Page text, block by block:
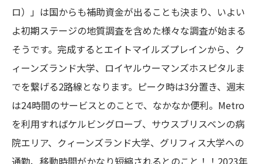
ロ）」は国からも補助資金が出ることも決まり、いよい
よ初期ステージの地質調査を含めた様々な調査が始まる
そうです。完成するとエイトマイルズプレインから、ク
ィーンズランド大学、ロイヤルウーマンズホスピタルま
でを繋げる2路線となります。ピーク時は3分置き、週末
は24時間のサービスとのことで、なかなか便利。Metro
を利用すればケルビングローブ、サウスブリスベンの病
院エリア、クィーンズランド大学、グリフィス大学への
通勤、移動時間がかなり短縮されるとのこと！！2023年